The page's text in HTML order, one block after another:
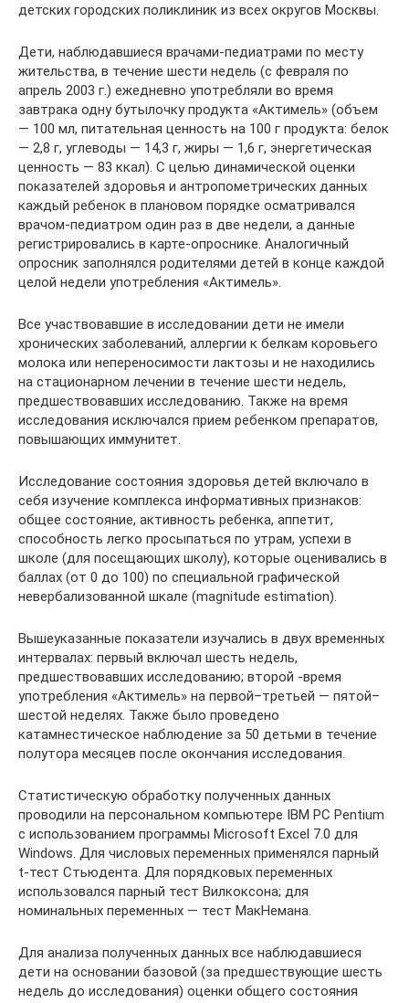
детских городских поликлиник из всех округов Москвы.
Дети, наблюдавшиеся врачами-педиатрами по месту
жительства, в течение шести недель (с февраля по
апрель 2003 г.) ежедневно употребляли во время
завтрака одну бутылочку продукта «Актимель» (объем
— 100 мл, питательная ценность на 100 г продукта: белок
— 2,8 г, углеводы — 14,3 г, жиры — 1,6 г, энергетическая
ценность — 83 ккал). С целью динамической оценки
показателей здоровья и антропометрических данных
каждый ребенок в плановом порядке осматривался
врачом-педиатром один раз в две недели, а данные
регистрировались в карте-опроснике. Аналогичный
опросник заполнялся родителями детей в конце каждой
целой недели употребления «Актимель».
Все участвовавшие в исследовании дети не имели
хронических заболеваний, аллергии к белкам коровьего
молока или непереносимости лактозы и не находились
на стационарном лечении в течение шести недель,
предшествовавших исследованию. Также на время
исследования исключался прием ребенком препаратов,
повышающих иммунитет.
Исследование состояния здоровья детей включало в
себя изучение комплекса информативных признаков:
общее состояние, активность ребенка, аппетит,
способность легко просыпаться по утрам, успехи в
школе (для посещающих школу), которые оценивались в
баллах (от 0 до 100) по специальной графической
невербализованной шкале (magnitude estimation).
Вышеуказанные показатели изучались в двух временных
интервалах: первый включал шесть недель,
предшествовавших исследованию; второй -время
употребления «Актимель» на первой–третьей — пятой–
шестой неделях. Также было проведено
катамнестическое наблюдение за 50 детьми в течение
полутора месяцев после окончания исследования.
Статистическую обработку полученных данных
проводили на персональном компьютере IBM PC Pentium
с использованием программы Microsoft Excel 7.0 для
Windows. Для числовых переменных применялся парный
t-тест Стьюдента. Для порядковых переменных
использовался парный тест Вилкоксона; для
номинальных переменных — тест МакНемана.
Для анализа полученных данных все наблюдавшиеся
дети на основании базовой (за предшествующие шесть
недель до исследования) оценки общего состояния